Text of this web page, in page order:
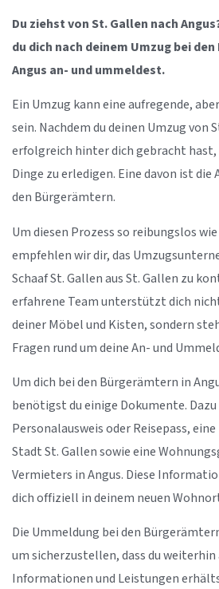
Du ziehst von St. Gallen nach
du dich nach deinem Umzug bei
Angus an- und ummeldest.
Ein Umzug kann eine aufregende,
sein. Nachdem du deinen Umzug von
erfolgreich hinter dich gebracht
Dinge zu erledigen. Eine davon ist die
den Bürgerämtern.
Um diesen Prozess so reibungslos
empfehlen wir dir, das
Schaaf St. Gallen aus St. Gallen zu
erfahrene Team unterstützt dich
deiner Möbel und Kisten, sondern
Fragen rund um deine An- und
Um dich bei den Bürgerämtern in
benötigst du einige Dokumente.
Personalausweis oder Reisepass,
Stadt St. Gallen sowie eine
Vermieters in Angus. Diese
dich offiziell in deinem neuen
Die Ummeldung bei den
um sicherzustellen, dass du
Informationen und Leistungen